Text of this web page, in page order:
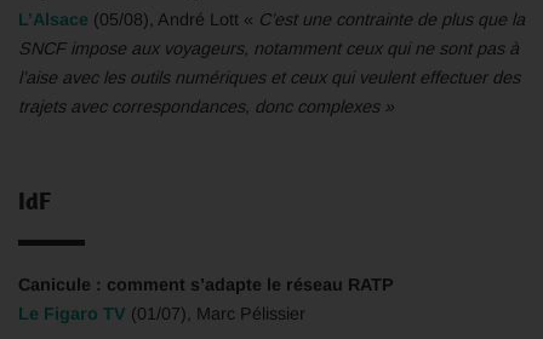
L’Alsace (05/08), André Lott « C’est une contrainte de plus que la
SNCF impose aux voyageurs, notamment ceux qui ne sont pas à
l’aise avec les outils numériques et ceux qui veulent effectuer des
trajets avec correspondances, donc complexes »
IdF
Canicule : comment s’adapte le réseau RATP
Le Figaro TV (01/07), Marc Pélissier